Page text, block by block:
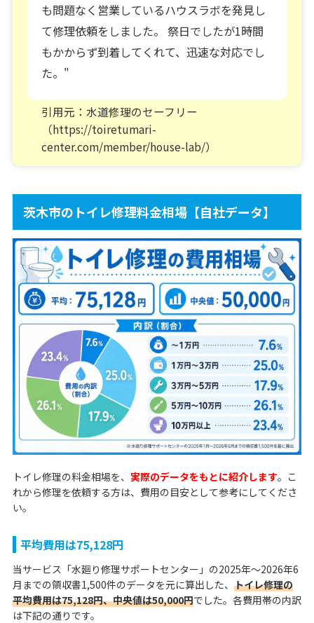
も問題なく営業しているハウスラボを発見し
て修理依頼をしました。 祭日でしたが1時間
もかからず到着してくれて、迅速な対応でし
た。"
引用元：水道修理のセーフリー
（https://toiretumari-
center.com/member/house-lab/）
茨木市のトイレ修理料金相場【自社データ】
トイレ修理の料金相場を、 実際のデータをもとに紹介します。こ
れから修理を依頼する方は、費用の目安として参考にしてくださ
い。
平均費用は75,128円
当サービス「水廻り修理サポートセンター」の2025年〜2026年6
月までの領収書1,500件のデータを元に算出した、 トイレ修理の
平均費用は75,128円、中央値は50,000円でした。各費用帯の内訳
は下記の通りです。